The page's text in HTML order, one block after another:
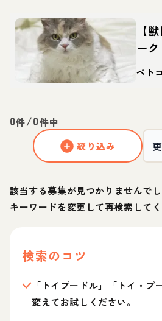
【
ー
な
命
ペト
0件/0件中
絞り込み
該当する募集が見つかりませんでし
キーワードを変更して再検索してく
検索のコツ
「トイプードル」「トイ・プ
変えてお試しください。